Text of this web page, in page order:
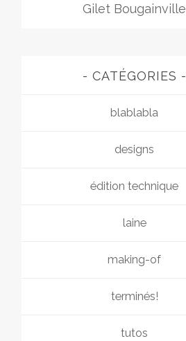
Gilet Bougainville
CATÉGORIES
blablabla
designs
édition technique
laine
making-of
terminés!
tutos